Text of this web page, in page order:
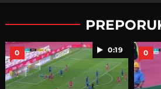
0:19
0 0